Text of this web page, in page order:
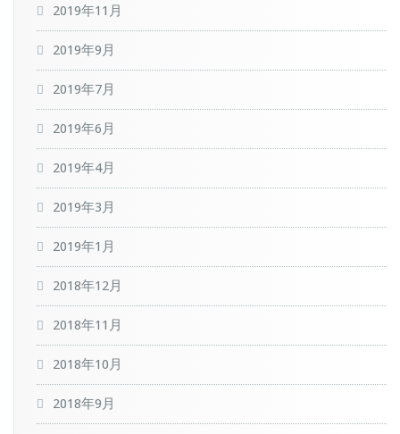
2019年11月
2019年9月
2019年7月
2019年6月
2019年4月
2019年3月
2019年1月
2018年12月
2018年11月
2018年10月
2018年9月